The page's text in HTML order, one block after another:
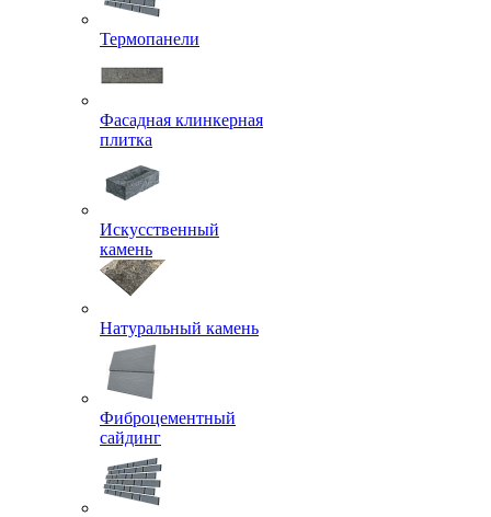
Термопанели
Фасадная клинкерная
плитка
Искусственный
камень
Натуральный камень
Фиброцементный
сайдинг